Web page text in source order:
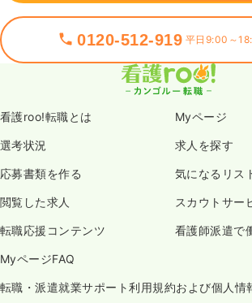
0120-512-919 平日9:00～
看護roo!転職とは Myページ
選考状況 求人を探す
応募書類を作る 気になるリス
閲覧した求人 スカウトサー
転職応援コンテンツ 看護師派遣で
MyページFAQ
転職・派遣就業サポート利用規約および個人情